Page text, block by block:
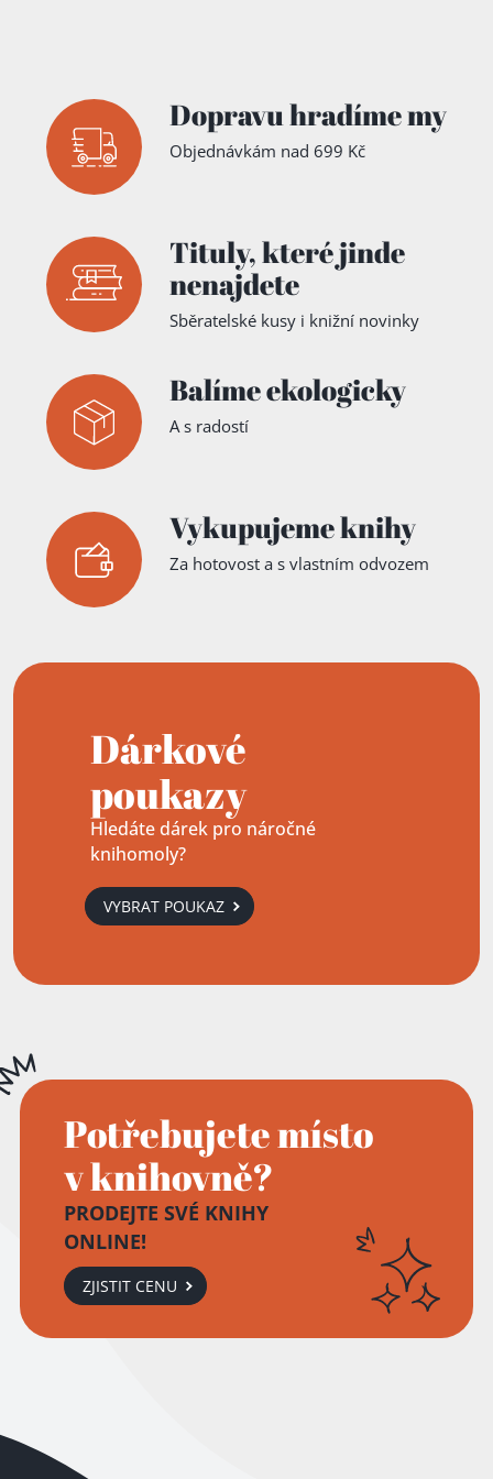
hodnote
a
nenarušit
eľnosti
ľudského
Dopravu hradíme my
Objednávkám nad 699 Kč
Tituly,které jinde
nenajdete
Sběratelské kusy i knižní novinky
Balíme ekologicky
A s radostí
Vykupujeme knihy
Za hotovost a s vlastním odvozem
Dárkové
poukazy
Hledáte dárek pro náročné
knihomoly?
VYBRAT POUKAZ
Potřebujete místo
v knihovně?
PRODEJTE SVÉ KNIHY
ONLINE!
ZJISTIT CENU